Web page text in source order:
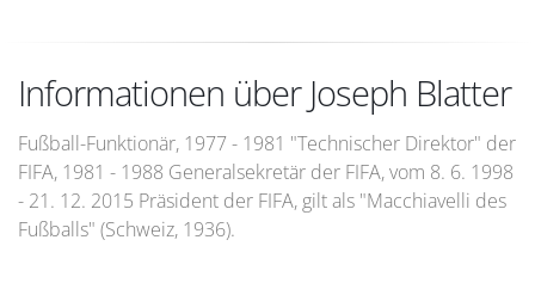
Informationen über Joseph Blatter
Fußball-Funktionär, 1977 - 1981 "Technischer Direktor" der
FIFA, 1981 - 1988 Generalsekretär der FIFA, vom 8. 6. 1998
- 21. 12. 2015 Präsident der FIFA, gilt als "Macchiavelli des
Fußballs" (Schweiz, 1936).